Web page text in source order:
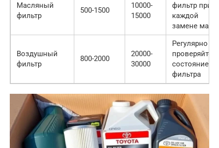
Масляный
фильтр
500-1500
10000-
15000
фильтр при
каждой
замене
Воздушный
фильтр
800-2000
20000-
30000
Регулярно
проверяйте
состояние
фильтра